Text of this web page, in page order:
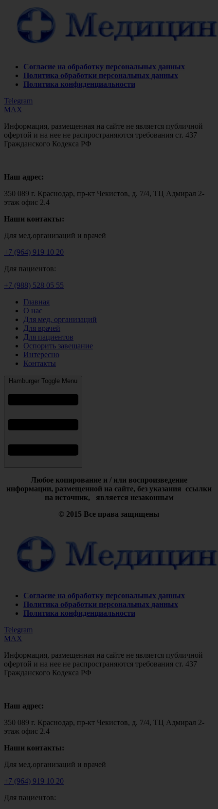
Согласие на обработку персональных данных
Политика обработки персональных данных
Политика конфиденциальности
Telegram
MAX
Информация, размещенная на сайте не является публичной
офертой и на нее не распространяются требования ст. 437
Гражданского Кодекса РФ
Наш адрес:
350 089 г. Краснодар, пр-кт Чекистов, д. 7/4, ТЦ Адмирал 2-
этаж офис 2.4
Наши контакты:
Для мед.организаций и врачей
+7 (964) 919 10 20
Для пациентов:
+7 (988) 528 05 55
Главная
О нас
Для мед. организаций
Для врачей
Для пациентов
Оспорить завещание
Интересно
Контакты
Hamburger Toggle Menu
Любое копирование и / или воспроизведение
информации, размещенной на сайте, без указания ссылки
на источник, является незаконным
© 2015 Все права защищены
Согласие на обработку персональных данных
Политика обработки персональных данных
Политика конфиденциальности
Telegram
MAX
Информация, размещенная на сайте не является публичной
офертой и на нее не распространяются требования ст. 437
Гражданского Кодекса РФ
Наш адрес:
350 089 г. Краснодар, пр-кт Чекистов, д. 7/4, ТЦ Адмирал 2-
этаж офис 2.4
Наши контакты:
Для мед.организаций и врачей
+7 (964) 919 10 20
Для пациентов: